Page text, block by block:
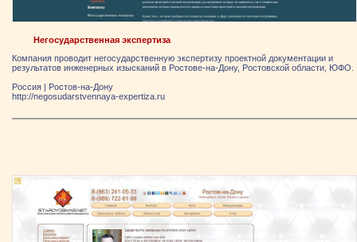
Негосударственная экспертиза
Компания проводит негосударственную экспертизу проектной документации и
результатов инженерных изысканий в Ростове-на-Дону, Ростовской области, ЮФО.
Россия | Ростов-на-Дону
http://negosudarstvennaya-expertiza.ru